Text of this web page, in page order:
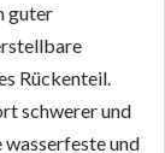
guter
Rückenteil.
schwerer und
wasserfeste und